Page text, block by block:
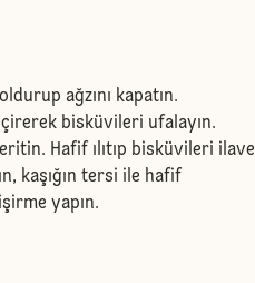
ağzını kapatın.
bisküvileri ufalayın.
eritin. Hafif ılıtıp bisküvileri ilave
kaşığın tersi ile hafif
yapın.